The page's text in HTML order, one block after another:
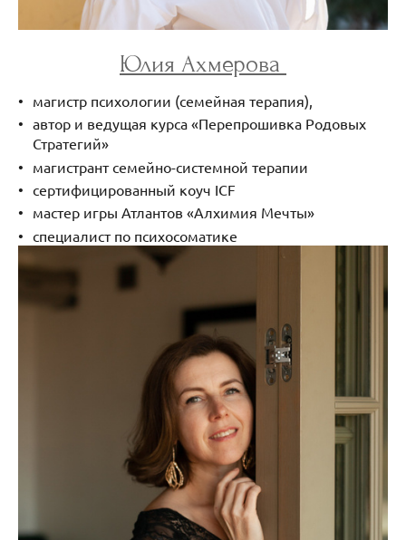
Юлия Ахмерова
магистр психологии (семейная терапия),
автор и ведущая курса «Перепрошивка Родовых
Стратегий»
магистрант семейно-системной терапии
сертифицированный коуч ICF
мастер игры Атлантов «Алхимия Мечты»
специалист по психосоматике